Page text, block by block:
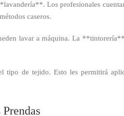
Los profesionales
caseros.
lavar a máquina. La
de tejido. Esto les permitirá